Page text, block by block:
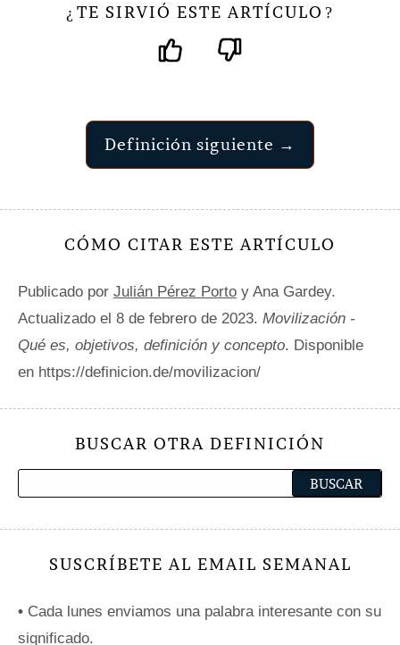
¿ TE SIRVIÓ ESTE ARTÍCULO ?
Definición siguiente →
CÓMO CITAR ESTE ARTÍCULO
Publicado por Julián Pérez Porto y Ana Gardey.
Actualizado el 8 de febrero de 2023. Movilización -
Qué es, objetivos, definición y concepto. Disponible
en https://definicion.de/movilizacion/
BUSCAR OTRA DEFINICIÓN
SUSCRÍBETE AL EMAIL SEMANAL
• Cada lunes enviamos una palabra interesante con su
significado.